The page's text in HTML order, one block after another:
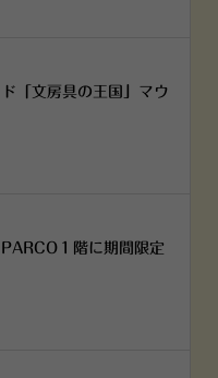
「文房具の王国」マウ
PARCO１階に期間限定